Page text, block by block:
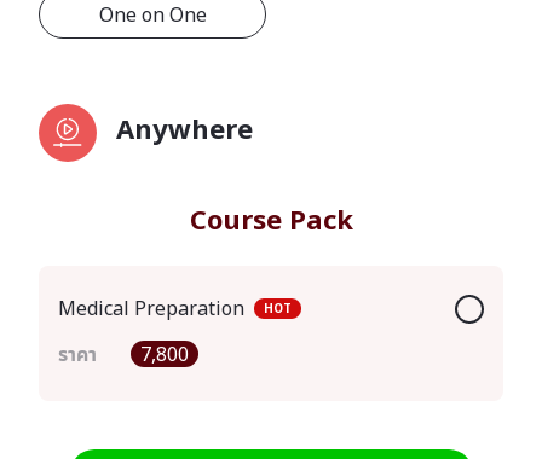
One on One
Anywhere
Course Pack
Medical Preparation HOT
ราคา 7,800